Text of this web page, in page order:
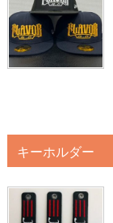
キーホルダー